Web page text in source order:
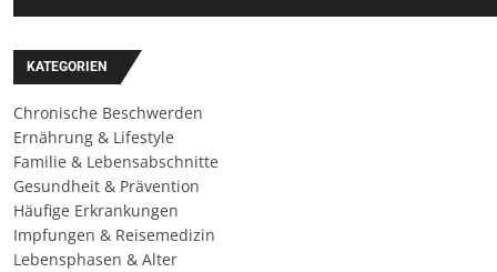
KATEGORIEN
Chronische Beschwerden
Ernährung & Lifestyle
Familie & Lebensabschnitte
Gesundheit & Prävention
Häufige Erkrankungen
Impfungen & Reisemedizin
Lebensphasen & Alter